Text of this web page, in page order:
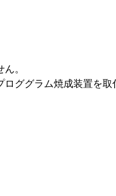
。
ググラム焼成装置を取